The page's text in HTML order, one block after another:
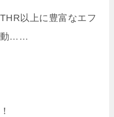
以上に豊富なエフ
動……